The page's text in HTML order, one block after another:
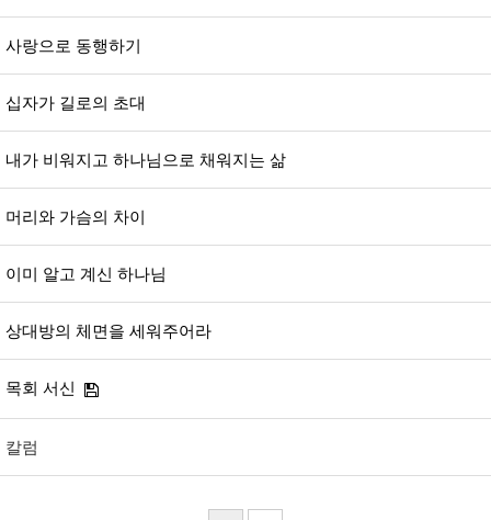
사랑으로 동행하기
십자가 길로의 초대
내가 비워지고 하나님으로 채워지는 삶
머리와 가슴의 차이
이미 알고 계신 하나님
상대방의 체면을 세워주어라
목회 서신
칼럼